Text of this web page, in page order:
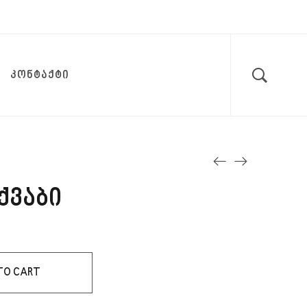
ᲙᲝᲜᲢᲐᲥᲢᲘ
CART